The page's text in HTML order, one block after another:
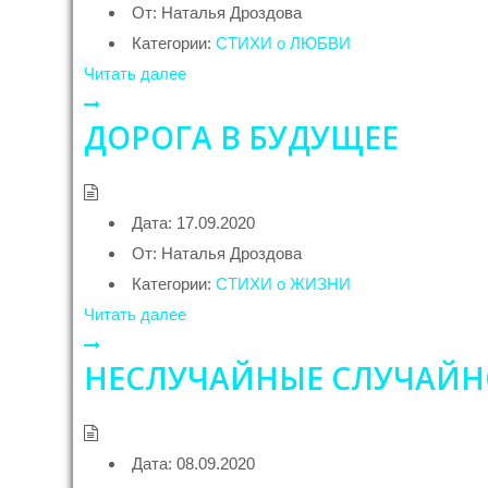
От: Наталья Дроздова
Категории: СТИХИ о ЛЮБВИ
Читать далее
ДОРОГА В БУДУЩЕЕ
Дата: 17.09.2020
От: Наталья Дроздова
Категории: СТИХИ о ЖИЗНИ
Читать далее
НЕСЛУЧАЙНЫЕ
Дата: 08.09.2020